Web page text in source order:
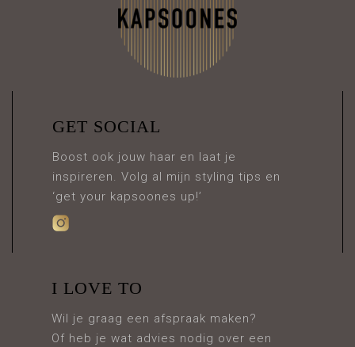
GET SOCIAL
Boost ook jouw haar en laat je
inspireren. Volg al mijn styling tips en
‘get your kapsoones up!’
I LOVE TO
Wil je graag een afspraak maken?
Of heb je wat advies nodig over een